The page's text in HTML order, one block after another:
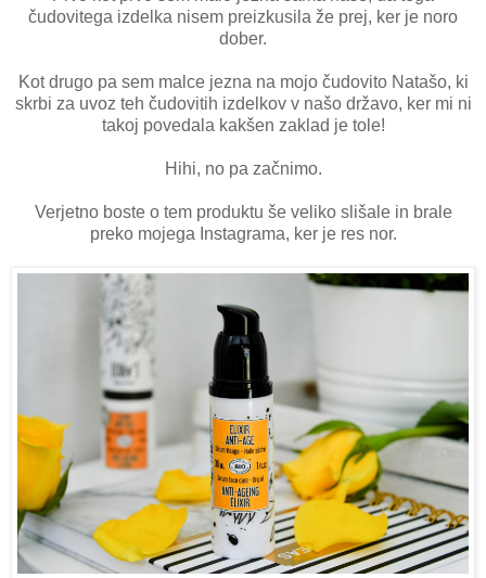
čudovitega izdelka nisem preizkusila že prej, ker je noro
dober.
Kot drugo pa sem malce jezna na mojo čudovito Natašo, ki
skrbi za uvoz teh čudovitih izdelkov v našo državo, ker mi ni
takoj povedala kakšen zaklad je tole!
Hihi, no pa začnimo.
Verjetno boste o tem produktu še veliko slišale in brale
preko mojega Instagrama, ker je res nor.